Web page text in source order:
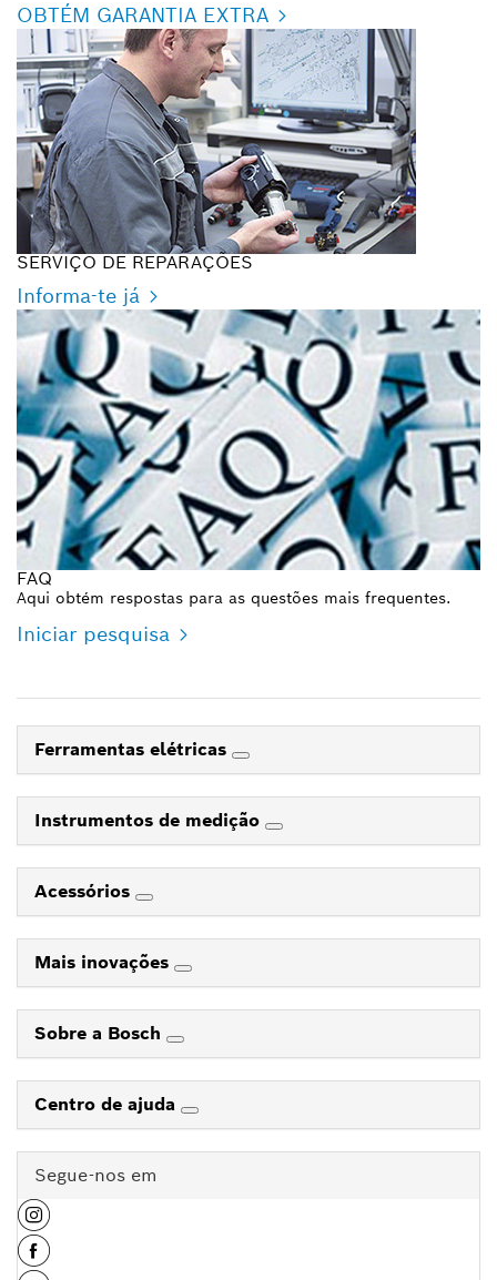
OBTÉM GARANTIA EXTRA
SERVIÇO DE REPARAÇÕES
Informa-te já
FAQ
Aqui obtém respostas para as questões mais frequentes.
Iniciar pesquisa
Ferramentas elétricas
Instrumentos de medição
Acessórios
Mais inovações
Sobre a Bosch
Centro de ajuda
Segue-nos em